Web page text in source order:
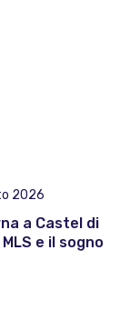
2026
a Castel di
e il sogno